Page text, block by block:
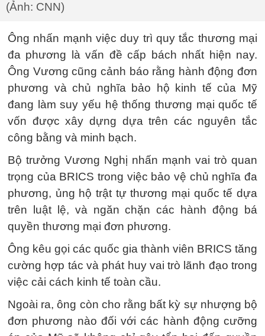
(Ảnh: CNN)
Ông nhấn mạnh việc duy trì quy tắc thương mại
đa phương là vấn đề cấp bách nhất hiện nay.
Ông Vương cũng cảnh báo rằng hành động đơn
phương và chủ nghĩa bảo hộ kinh tế của Mỹ
đang làm suy yếu hệ thống thương mại quốc tế
vốn được xây dựng dựa trên các nguyên tắc
công bằng và minh bạch.
Bộ trưởng Vương Nghị nhấn mạnh vai trò quan
trọng của BRICS trong việc bảo vệ chủ nghĩa đa
phương, ủng hộ trật tự thương mại quốc tế dựa
trên luật lệ, và ngăn chặn các hành động bá
quyền thương mại đơn phương.
Ông kêu gọi các quốc gia thành viên BRICS tăng
cường hợp tác và phát huy vai trò lãnh đạo trong
việc cải cách kinh tế toàn cầu.
Ngoài ra, ông còn cho rằng bất kỳ sự nhượng bộ
đơn phương nào đối với các hành động cưỡng